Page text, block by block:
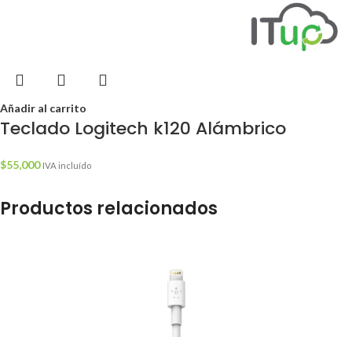
Añadir al carrito
Teclado Logitech k120 Alámbrico
$55,000 IVA incluído
Productos relacionados